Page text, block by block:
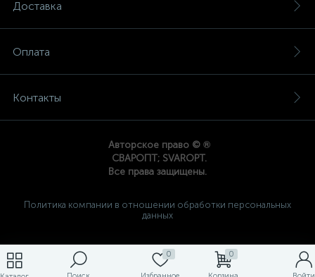
0 0
Доставка
Оплата
Контакты
Авторское право © ®
СВАРОПТ; SVAROPT.
Все права защищены.
Политика компании в отношении обработки персональных
данных